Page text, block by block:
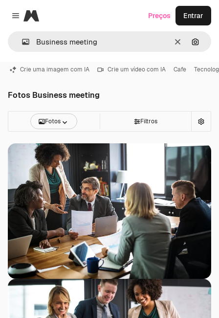
Close menu
Magnific
Limpar
Preços Entrar
Crie uma imagem com IA Crie um vídeo com IA Cafe
Fotos Business meeting
Fotos Filtros